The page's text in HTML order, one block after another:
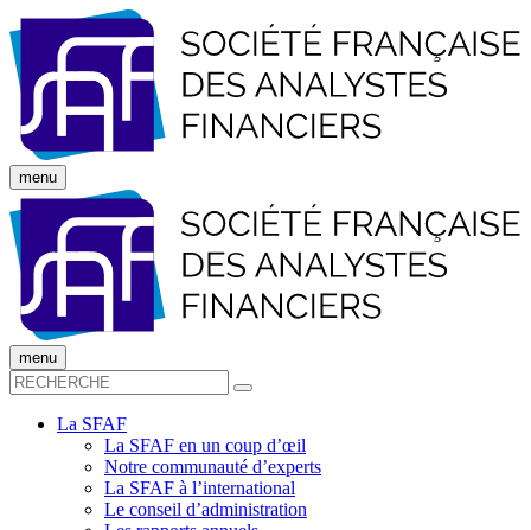
menu
menu
La SFAF
La SFAF en un coup d’œil
Notre communauté d’experts
La SFAF à l’international
Le conseil d’administration